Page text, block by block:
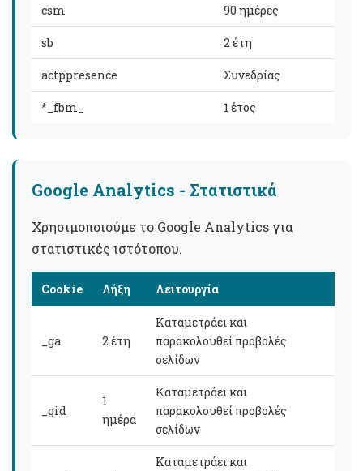
csm 90 ημέρες
sb 2 έτη
actppresence Συνεδρίας
*_fbm_ 1 έτος
Google Analytics - Στατιστικά
Χρησιμοποιούμε το Google Analytics για
στατιστικές ιστότοπου.
Cookie Λήξη Λειτουργία
_ga 2 έτη
Καταμετράει και
παρακολουθεί προβολές
σελίδων
_gid
1
ημέρα
Καταμετράει και
παρακολουθεί προβολές
σελίδων
Καταμετράει και